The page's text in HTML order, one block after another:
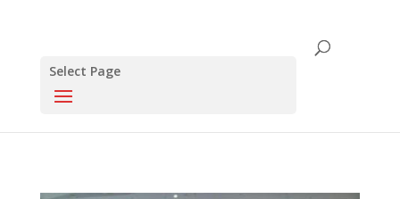
Select Page